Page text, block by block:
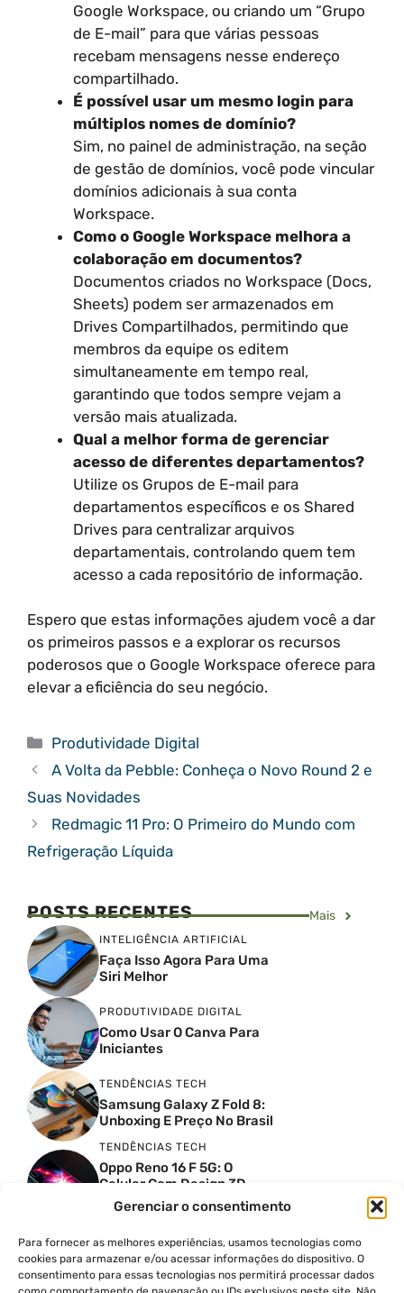
Gerenciar o consentimento
Para fornecer as melhores experiências, usamos tecnologias como
cookies para armazenar e/ou acessar informações do dispositivo. O
consentimento para essas tecnologias nos permitirá processar dados
Google Workspace, ou criando um “Grupo
de E-mail” para que várias pessoas
recebam mensagens nesse endereço
compartilhado.
É possível usar um mesmo login para
múltiplos nomes de domínio?
Sim, no painel de administração, na seção
de gestão de domínios, você pode vincular
domínios adicionais à sua conta
Workspace.
Como o Google Workspace melhora a
colaboração em documentos?
Documentos criados no Workspace (Docs,
Sheets) podem ser armazenados em
Drives Compartilhados, permitindo que
membros da equipe os editem
simultaneamente em tempo real,
garantindo que todos sempre vejam a
versão mais atualizada.
Qual a melhor forma de gerenciar
acesso de diferentes departamentos?
Utilize os Grupos de E-mail para
departamentos específicos e os Shared
Drives para centralizar arquivos
departamentais, controlando quem tem
acesso a cada repositório de informação.
Espero que estas informações ajudem você a dar
os primeiros passos e a explorar os recursos
poderosos que o Google Workspace oferece para
elevar a eficiência do seu negócio.
Categorias
Produtividade Digital
A Volta da Pebble: Conheça o Novo Round 2 e
Suas Novidades
Redmagic 11 Pro: O Primeiro do Mundo com
Refrigeração Líquida
POSTS RECENTES Mais
INTELIGÊNCIA ARTIFICIAL
Faça Isso Agora Para Uma
Siri Melhor
PRODUTIVIDADE DIGITAL
Como Usar O Canva Para
Iniciantes
TENDÊNCIAS TECH
Samsung Galaxy Z Fold 8:
Unboxing E Preço No Brasil
TENDÊNCIAS TECH
Oppo Reno 16 F 5G: O
Celular Com Design 3D
Surreal E Câmeras De 50
MP
PRODUTIVIDADE DIGITAL
Faca Isso Agora Para Uma
Siri Melhor